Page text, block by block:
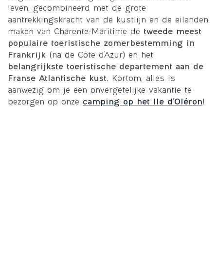
leven, gecombineerd met de grote
aantrekkingskracht van de kustlijn en de eilanden,
maken van Charente-Maritime de tweede meest
populaire toeristische zomerbestemming in
Frankrijk (na de Côte d’Azur) en het
belangrijkste toeristische departement aan de
Franse Atlantische kust. Kortom, alles is
aanwezig om je een onvergetelijke vakantie te
bezorgen op onze camping op het Ile d’Oléron !